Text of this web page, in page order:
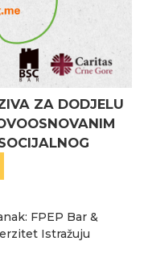
ZA DODJELU
FPEP Bar &
Istražuju